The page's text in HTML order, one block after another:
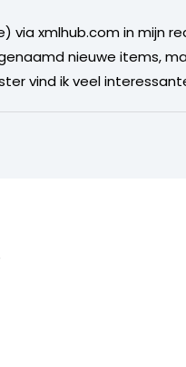
via xmlhub.com in mijn
nieuwe items,
vind ik veel